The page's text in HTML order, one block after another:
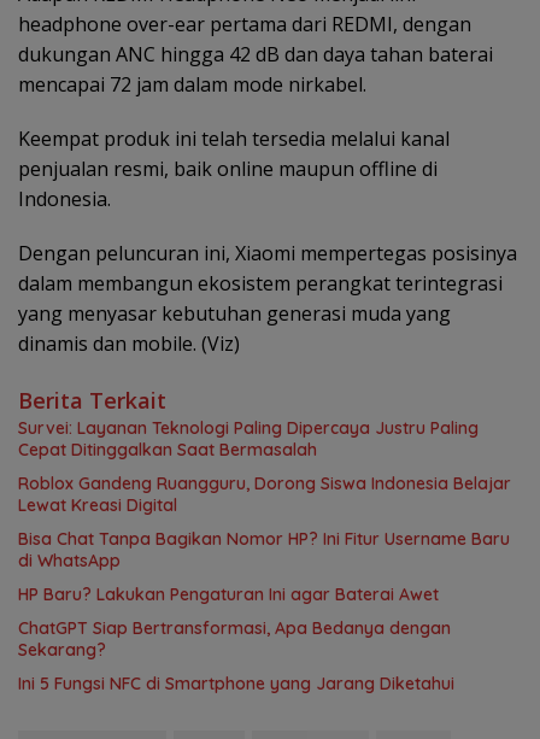
headphone over-ear pertama dari REDMI, dengan
dukungan ANC hingga 42 dB dan daya tahan baterai
mencapai 72 jam dalam mode nirkabel.
Keempat produk ini telah tersedia melalui kanal
penjualan resmi, baik online maupun offline di
Indonesia.
Dengan peluncuran ini, Xiaomi mempertegas posisinya
dalam membangun ekosistem perangkat terintegrasi
yang menyasar kebutuhan generasi muda yang
dinamis dan mobile. (Viz)
Berita Terkait
Survei: Layanan Teknologi Paling Dipercaya Justru Paling
Cepat Ditinggalkan Saat Bermasalah
Roblox Gandeng Ruangguru, Dorong Siswa Indonesia Belajar
Lewat Kreasi Digital
Bisa Chat Tanpa Bagikan Nomor HP? Ini Fitur Username Baru
di WhatsApp
HP Baru? Lakukan Pengaturan Ini agar Baterai Awet
ChatGPT Siap Bertransformasi, Apa Bedanya dengan
Sekarang?
Ini 5 Fungsi NFC di Smartphone yang Jarang Diketahui